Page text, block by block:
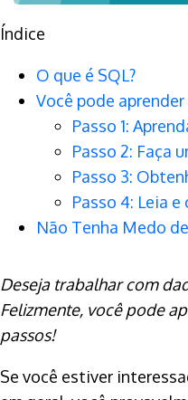
Índice
O que é SQL?
Você pode
Passo 1:
Passo 2: Faça
Passo 3:
Passo 4: Leia
Não Tenha Medo
Deseja trabalhar com
Felizmente, você pode
passos!
Se você estiver